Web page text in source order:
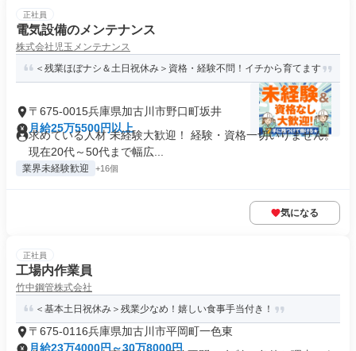
正社員
電気設備のメンテナンス
株式会社児玉メンテナンス
＜残業ほぼナシ＆土日祝休み＞資格・経験不問！イチから育てます
〒675-0015兵庫県加古川市野口町坂井
月給25万5500円以上
求めている人材 未経験大歓迎！ 経験・資格一切いりません。
現在20代～50代まで幅広...
業界未経験歓迎 +16個
気になる
正社員
工場内作業員
竹中鋼管株式会社
＜基本土日祝休み＞残業少なめ！嬉しい食事手当付き！
〒675-0116兵庫県加古川市平岡町一色東
月給23万4000円～30万8000円